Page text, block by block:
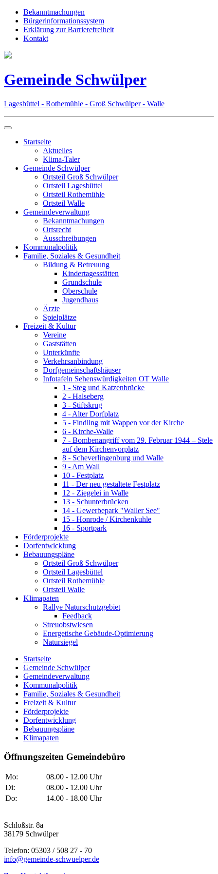
Bekanntmachungen
Bürgerinformationssystem
Erklärung zur Barrierefreiheit
Kontakt
Gemeinde Schwülper
Lagesbüttel - Rothemühle - Groß Schwülper - Walle
Startseite
Aktuelles
Klima-Taler
Gemeinde Schwülper
Ortsteil Groß Schwülper
Ortsteil Lagesbüttel
Ortsteil Rothemühle
Ortsteil Walle
Gemeindeverwaltung
Bekanntmachungen
Ortsrecht
Ausschreibungen
Kommunalpolitik
Familie, Soziales & Gesundheit
Bildung & Betreuung
Kindertagesstätten
Grundschule
Oberschule
Jugendhaus
Ärzte
Spielplätze
Freizeit & Kultur
Vereine
Gaststätten
Unterkünfte
Verkehrsanbindung
Dorfgemeinschaftshäuser
Infotafeln Sehenswürdigkeiten OT Walle
1 - Steg und Katzenbrücke
2 - Halseberg
3 - Stiftskrug
4 - Alter Dorfplatz
5 - Findling mit Wappen vor der Kirche
6 - Kirche-Walle
7 - Bombenangriff vom 29. Februar 1944 – Stele
auf dem Kirchenvorplatz
8 - Scheverlingenburg und Walle
9 - Am Wall
10 - Festplatz
11 - Der neu gestaltete Festplatz
12 - Ziegelei in Walle
13 - Schunterbrücken
14 - Gewerbepark "Waller See"
15 - Honrode / Kirchenkuhle
16 - Sportpark
Förderprojekte
Dorfentwicklung
Bebauungspläne
Ortsteil Groß Schwülper
Ortsteil Lagesbüttel
Ortsteil Rothemühle
Ortsteil Walle
Klimapaten
Rallye Naturschutzgebiet
Feedback
Streuobstwiesen
Energetische Gebäude-Optimierung
Natursiegel
Startseite
Gemeinde Schwülper
Gemeindeverwaltung
Kommunalpolitik
Familie, Soziales & Gesundheit
Freizeit & Kultur
Förderprojekte
Dorfentwicklung
Bebauungspläne
Klimapaten
Öffnungszeiten Gemeindebüro
Mo:
08.00 - 12.00 Uhr
Di:
08.00 - 12.00 Uhr
Do:
14.00 - 18.00 Uhr
Schloßstr. 8a
38179 Schwülper
Telefon: 05303 / 508 27 - 70
info@gemeinde-schwuelper.de